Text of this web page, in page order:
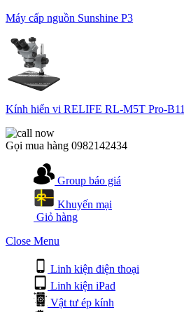
Máy cấp nguồn Sunshine P3
Kính hiển vi RELIFE RL-M5T Pro-B11
Gọi mua hàng 0982142434
Group báo giá
Khuyến mại
Giỏ hàng
Close Menu
Linh kiện điện thoại
Linh kiện iPad
Vật tư ép kính